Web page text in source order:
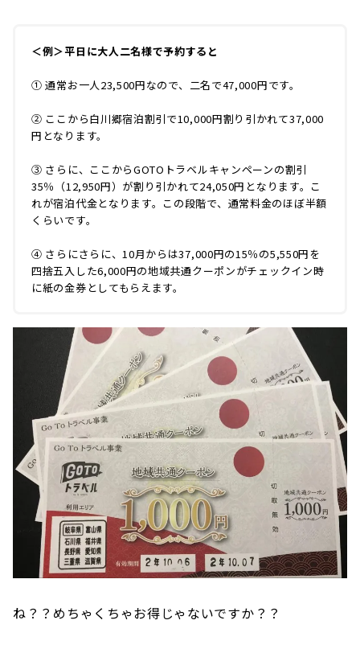
＜例＞平日に大人二名様で予約すると
① 通常お一人23,500円なので、二名で47,000円です。
② ここから白川郷宿泊割引で10,000円割り引かれて37,000
円となります。
③ さらに、ここからGOTOトラベルキャンペーンの割引
35％（12,950円）が割り引かれて24,050円となります。こ
れが宿泊代金となります。この段階で、通常料金のほぼ半額
くらいです。
④ さらにさらに、10月からは37,000円の15％の5,550円を
四捨五入した6,000円の地域共通クーポンがチェックイン時
に紙の金券としてもらえます。
ね？？めちゃくちゃお得じゃないですか？？